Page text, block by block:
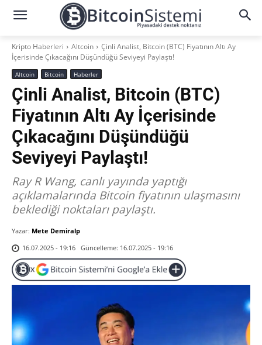
Kripto Haberleri Altcoin
Çinli Analist, Bitcoin (BTC) Fiyatının Altı Ay
İçerisinde Çıkacağını Düşündüğü Seviyeyi Paylaştı!
Altcoin Bitcoin Haberler
Çinli Analist, Bitcoin (BTC)
Fiyatının Altı Ay İçerisinde
Çıkacağını Düşündüğü
Seviyeyi Paylaştı!
Ray R Wang, canlı yayında yaptığı
açıklamalarında Bitcoin fiyatının ulaşmasını
beklediği noktaları paylaştı.
Yazar: Mete Demiralp
16.07.2025 - 19:16 Güncelleme: 16.07.2025 - 19:16